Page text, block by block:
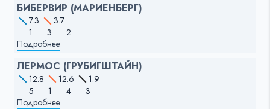
БИБЕРВИР (МАРИЕНБЕРГ)
7.3
3.7
1
3
2
Подробнее
ЛЕРМОС (ГРУБИГШТАЙН)
12.8 12.6
1.9
5
1 4
3
Подробнее